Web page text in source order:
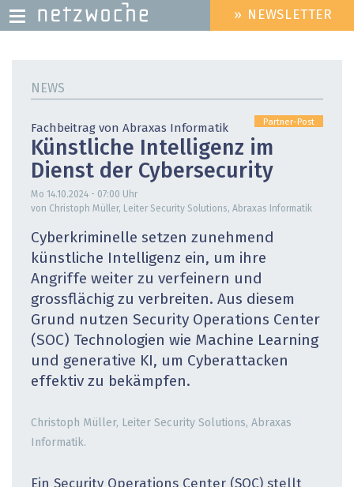
Inhalt
HEADER
MENU
» NEWSLETTER
NEWS
Partner-Post
Fachbeitrag von Abraxas Informatik
Künstliche Intelligenz im
Dienst der Cybersecurity
Mo 14.10.2024 - 07:00 Uhr
von Christoph Müller, Leiter Security Solutions, Abraxas Informatik
Cyberkriminelle setzen zunehmend
künstliche Intelligenz ein, um ihre
Angriffe weiter zu verfeinern und
grossflächig zu verbreiten. Aus diesem
Grund nutzen Security Operations Center
(SOC) Technologien wie Machine Learning
und generative KI, um Cyberattacken
effektiv zu bekämpfen.
Christoph Müller, Leiter Security Solutions, Abraxas
Informatik.
Ein Security Operations Center (SOC) stellt